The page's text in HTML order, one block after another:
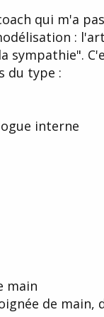
qui m'a
:
sympathie".
du type :
interne
main
de main,